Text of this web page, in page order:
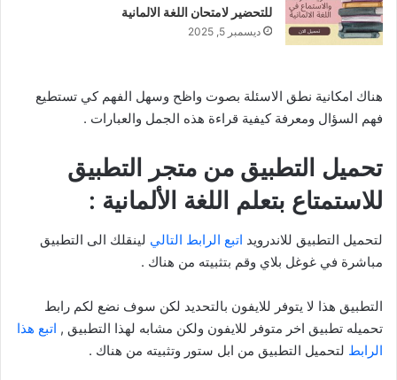
للتحضير لامتحان اللغة الالمانية
ديسمبر 5, 2025
هناك امكانية نطق الاسئلة بصوت واظح وسهل الفهم كي تستطيع
فهم السؤال ومعرفة كيفية قراءة هذه الجمل والعبارات .
تحميل التطبيق من متجر التطبيق
للاستمتاع بتعلم اللغة الألمانية :
لتحميل التطبيق للاندرويد اتبع الرابط التالي لينقلك الى التطبيق
مباشرة في غوغل بلاي وقم بتثبيته من هناك .
التطبيق هذا لا يتوفر للايفون بالتحديد لكن سوف نضع لكم رابط
تحميله تطبيق اخر متوفر للايفون ولكن مشابه لهذا التطبيق , اتبع هذا
الرابط لتحميل التطبيق من ابل ستور وتثبيته من هناك .